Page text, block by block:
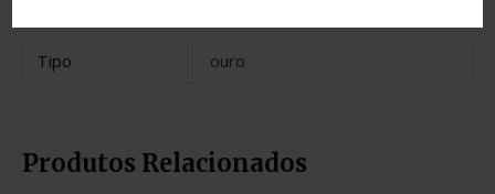
Tipo
ouro
Produtos Relacionados